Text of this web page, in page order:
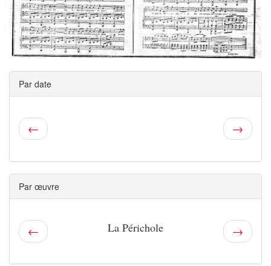
Par date
← →
Par œuvre
← La Périchole →